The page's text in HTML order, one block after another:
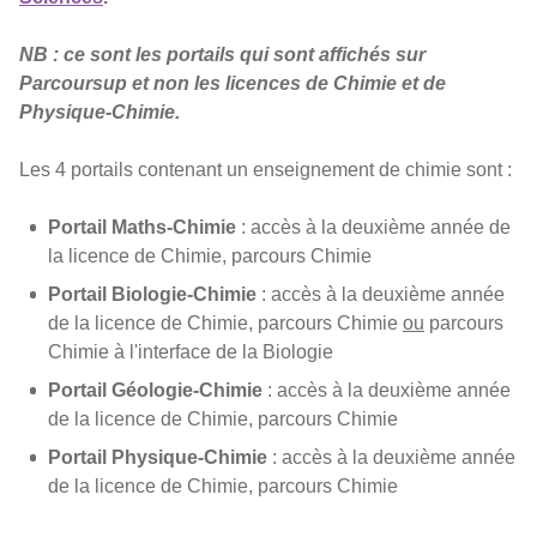
NB : ce sont les portails qui sont affichés sur
Parcoursup et non les licences de Chimie et de
Physique-Chimie.
Les 4 portails contenant un enseignement de chimie sont :
Portail Maths-Chimie : accès à la deuxième année de
la licence de Chimie, parcours Chimie
Portail Biologie-Chimie : accès à la deuxième année
de la licence de Chimie, parcours Chimie ou parcours
Chimie à l'interface de la Biologie
Portail Géologie-Chimie : accès à la deuxième année
de la licence de Chimie, parcours Chimie
Portail Physique-Chimie : accès à la deuxième année
de la licence de Chimie, parcours Chimie